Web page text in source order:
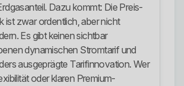
Dazu kommt: Die Preis-
ist zwar ordentlich, aber nicht
Es gibt keinen sichtbar
dynamischen Stromtarif und
ausgeprägte Tarifinnovation. Wer
oder klaren Premium-